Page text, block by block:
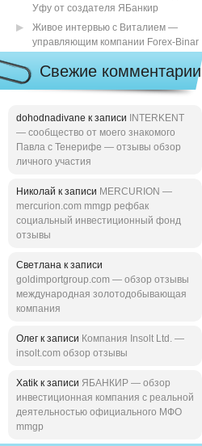
Уфу от создателя ЯБанкир
Живое интервью с Виталием —
управляющим компании Forex-Binar
Свежие комментарии
dohodnadivane к записи
INTERKENT
— сообщество от моего знакомого
Павла с Тенерифе — отзывы обзор
личного участия
Николай к записи MERCURION —
mercurion.com mmgp рефбак
социальный инвестиционный фонд
отзывы
Светлана к записи
goldimportgroup.com — обзор отзывы
международная золотодобывающая
компания
Олег к записи Компания Insolt Ltd. —
insolt.com обзор отзывы
Xatik к записи ЯБАНКИР — обзор
инвестиционная компания с реальной
деятельностью официального МФО
mmgp